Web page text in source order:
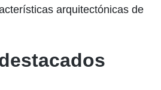
arquitectónicas de